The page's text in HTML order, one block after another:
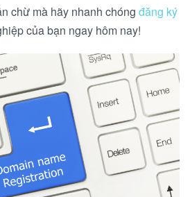
chừ mà hãy nhanh chóng đăng ký
của bạn ngay hôm nay!